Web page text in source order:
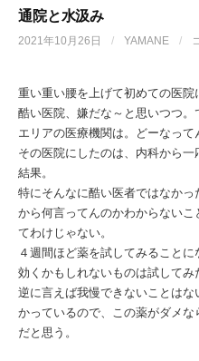
通院と水汲み
2021年10月26日 / YAMANE /
重い重い腰を上げて初めての医
酷い医院、嫌だな～と思いつつ
エリアの医療機関は。どーなって
その医院にしたのは、内科から一
結果。
特にそんなに酷い医者ではなか
から何言ってんのかわからない
てわけじゃない。
４週間ほど薬を試してみることに
効くかもしれないものは試してみ
逆に言えば我慢できないことは
かっているので、この薬がダメな
だと思う。